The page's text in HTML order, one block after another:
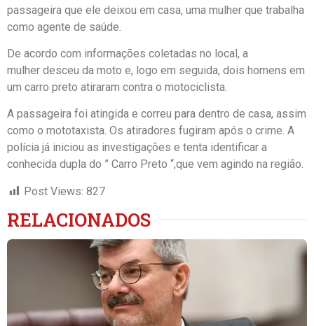
passageira que ele deixou em casa, uma mulher que trabalha
como agente de saúde.
De acordo com informações coletadas no local, a
mulher desceu da moto e, logo em seguida, dois homens em
um carro preto atiraram contra o motociclista.
A passageira foi atingida e correu para dentro de casa, assim
como o mototaxista. Os atiradores fugiram após o crime. A
polícia já iniciou as investigações e tenta identificar a
conhecida dupla do ” Carro Preto “,que vem agindo na região.
Post Views: 827
RELACIONADOS